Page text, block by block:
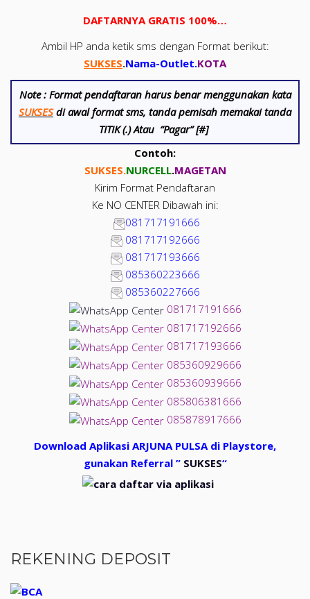
DAFTARNYA GRATIS 100%…
Ambil HP anda ketik sms dengan Format berikut:
SUKSES.Nama-Outlet.KOTA
Note : Format pendaftaran harus benar menggunakan kata
SUKSESdi awal format sms, tanda pemisah memakai tanda
TITIK (.) Atau “Pagar” [#]
Contoh:
SUKSES.NURCELL.MAGETAN
Kirim Format Pendaftaran
Ke NO CENTER Dibawah ini:
081717191666
081717192666
081717193666
085360223666
085360227666
081717191666
081717192666
081717193666
085360929666
085360939666
085806381666
085878917666
Download Aplikasi ARJUNA PULSA di Playstore,
gunakan Referral ” SUKSES“
REKENING DEPOSIT